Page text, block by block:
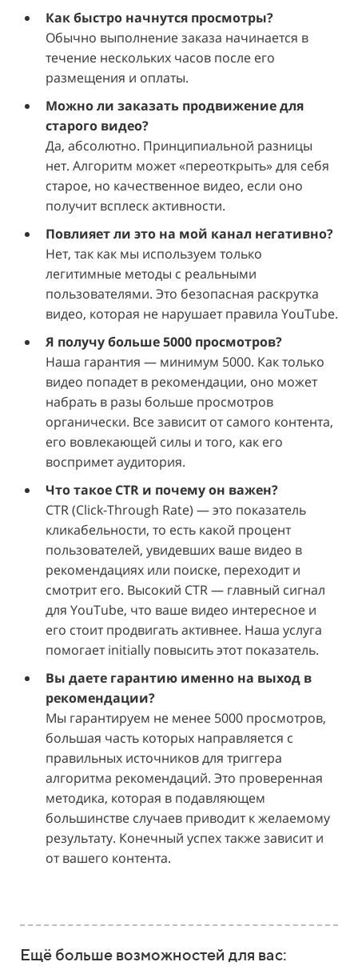
Как быстро начнутся просмотры?
Обычно выполнение заказа начинается в
течение нескольких часов после его
размещения и оплаты.
Можно ли заказать продвижение для
старого видео?
Да, абсолютно. Принципиальной разницы
нет. Алгоритм может «переоткрыть» для себя
старое, но качественное видео, если оно
получит всплеск активности.
Повлияет ли это на мой канал негативно?
Нет, так как мы используем только
легитимные методы с реальными
пользователями. Это безопасная раскрутка
видео, которая не нарушает правила YouTube.
Я получу больше 5000 просмотров?
Наша гарантия — минимум 5000. Как только
видео попадет в рекомендации, оно может
набрать в разы больше просмотров
органически. Все зависит от самого контента,
его вовлекающей силы и того, как его
воспримет аудитория.
Что такое CTR и почему он важен?
CTR (Click-Through Rate) — это показатель
кликабельности, то есть какой процент
пользователей, увидевших ваше видео в
рекомендациях или поиске, переходит и
смотрит его. Высокий CTR — главный сигнал
для YouTube, что ваше видео интересное и
его стоит продвигать активнее. Наша услуга
помогает initially повысить этот показатель.
Вы даете гарантию именно на выход в
рекомендации?
Мы гарантируем не менее 5000 просмотров,
большая часть которых направляется с
правильных источников для триггера
алгоритма рекомендаций. Это проверенная
методика, которая в подавляющем
большинстве случаев приводит к желаемому
результату. Конечный успех также зависит и
от вашего контента.
Ещё больше возможностей для вас: